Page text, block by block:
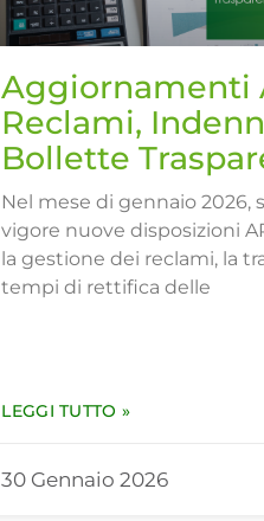
Aggiornamenti
Reclami,
Bollette
Nel mese di gennaio 2026,
vigore nuove disposizioni
la gestione dei reclami, la
tempi di rettifica delle
LEGGI TUTTO »
30 Gennaio 2026